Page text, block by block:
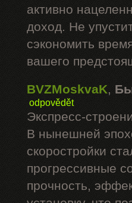
активно
доход. Не
сэкономить
вашего
BVZMoskvaK,
odpovědět
Экспресс-
В нынешней
скоростройки
прогрессивные
прочность,